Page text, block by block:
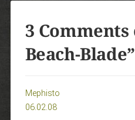
3 Comments
Beach-Blade”
Mephisto
06.02.08